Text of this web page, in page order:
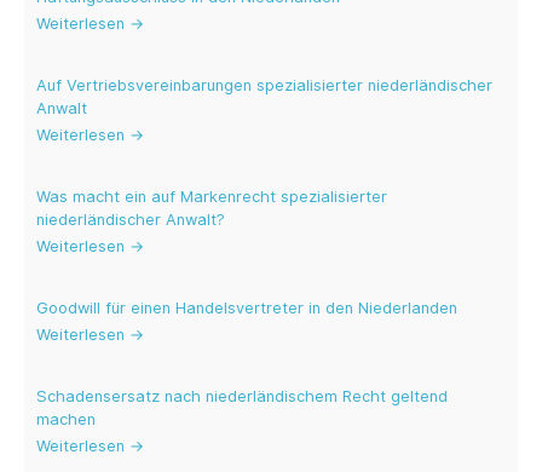
Weiterlesen →
Auf Vertriebsvereinbarungen spezialisierter niederländischer
Anwalt
Weiterlesen →
Was macht ein auf Markenrecht spezialisierter
niederländischer Anwalt?
Weiterlesen →
Goodwill für einen Handelsvertreter in den Niederlanden
Weiterlesen →
Schadensersatz nach niederländischem Recht geltend
machen
Weiterlesen →